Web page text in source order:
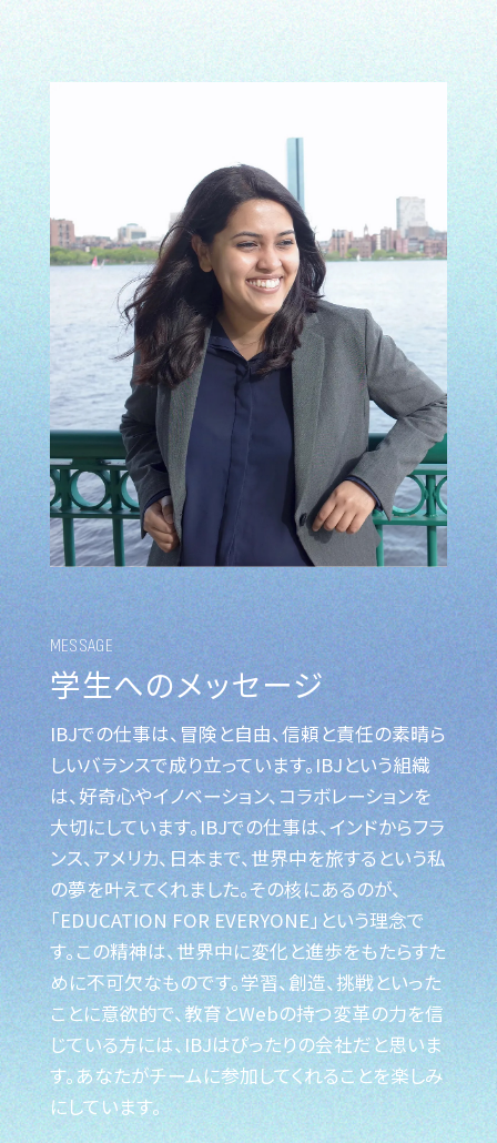
MESSAGE
学生へのメッセージ
IBJでの仕事は、冒険と自由、信頼と責任の素晴ら
しいバランスで成り立っています。IBJという組織
は、好奇心やイノベーション、コラボレーションを
大切にしています。IBJでの仕事は、インドからフラ
ンス、アメリカ、日本まで、世界中を旅するという私
の夢を叶えてくれました。その核にあるのが、
「EDUCATION FOR EVERYONE」という理念で
す。この精神は、世界中に変化と進歩をもたらすた
めに不可欠なものです。学習、創造、挑戦といった
ことに意欲的で、教育とWebの持つ変革の力を信
じている方には、IBJはぴったりの会社だと思いま
す。あなたがチームに参加してくれることを楽しみ
にしています。